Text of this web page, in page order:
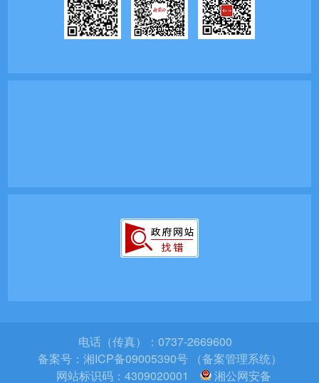
电话（传真）：0737-2669600
备案号： 湘ICP备09005390号 （备案管理系统）
网站标识码：4309020001
湘公网安备